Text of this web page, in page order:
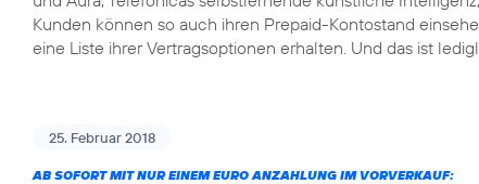
Kunden können so auch ihren Prepaid-Kontostand
eine Liste ihrer Vertragsoptionen erhalten. Und das ist
25. Februar 2018
AB SOFORT MIT NUR EINEM EURO ANZAHLUNG IM VORVERKAUF: